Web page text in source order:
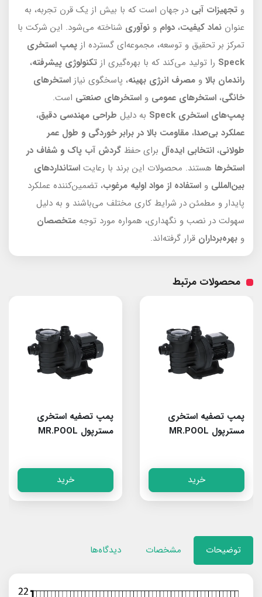
و تجهیزات آبی در جهان است که با بیش از یک قرن تجربه، به
عنوان نماد کیفیت، دوام و نوآوری شناخته می‌شود. این شرکت با
تمرکز بر تحقیق و توسعه، مجموعه‌ای گسترده از پمپ استخری
Speck را تولید می‌کند که با بهره‌گیری از تکنولوژی پیشرفته،
راندمان بالا و مصرف انرژی بهینه، پاسخگوی نیاز استخرهای
خانگی، استخرهای عمومی و استخرهای صنعتی است.
پمپ‌های استخری Speck
به دلیل طراحی مهندسی دقیق،
عملکرد بی‌صدا، مقاومت بالا در برابر خوردگی و طول عمر
طولانی، انتخابی ایده‌آل برای حفظ گردش آب پاک و شفاف در
استخرها هستند. محصولات این برند با رعایت استانداردهای
بین‌المللی و استفاده از مواد اولیه مرغوب، تضمین‌کننده عملکرد
پایدار و مطمئن در شرایط کاری مختلف می‌باشند و به دلیل
سهولت در نصب و نگهداری، همواره مورد توجه متخصصان
و بهره‌برداران قرار گرفته‌اند.
محصولات مرتبط
پمپ تصفیه استخری
مسترپول MR.POOL
خرید
پمپ تصفیه استخری
مسترپول MR.POOL
خرید
توضیحات مشخصات دیدگاه‌ها